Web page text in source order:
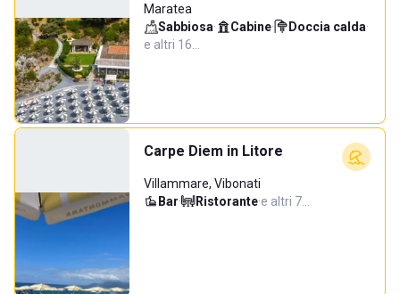
Maratea
Sabbiosa· Cabine· Doccia calda·
e altri 16…
Carpe Diem in Litore
Villammare, Vibonati
Bar· Ristorante·e altri 7…